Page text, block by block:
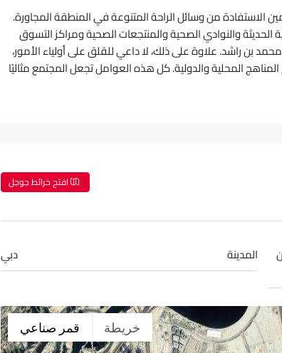
الاستفادة من وسائل الراحة المتنوعة في المنطقة المجاورة.
الحديثة والنوادي الصحية والمنتجعات الصحية ومراكز التسوق
بن راشد. علاوة على ذلك، لا داعي للقلق على أولياء الأمور،
المحلية والدولية. كل هذه العوامل تجعل المجتمع مثاليًا
افتح خرائط جوجل
المدينة دبي
خريطة قمر صناعي